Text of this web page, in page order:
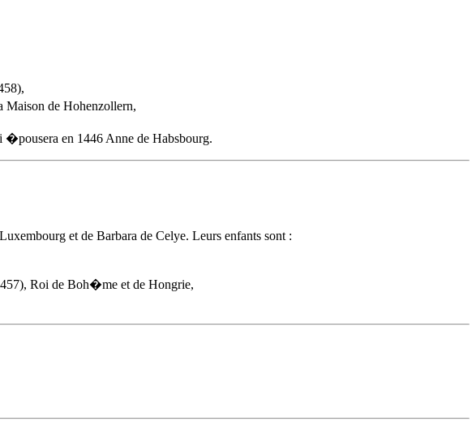
de Hohenzollern,
�pousera en 1446 Anne de Habsbourg.
et de Barbara de Celye. Leurs enfants sont :
Roi de Boh�me et de Hongrie,